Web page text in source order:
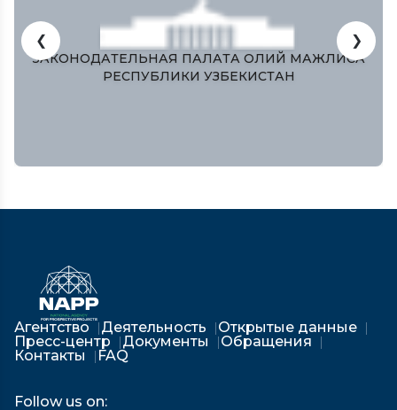
ЗАКОНОДАТЕЛЬНАЯ ПАЛАТА ОЛИЙ МАЖЛИСА
РЕСПУБЛИКИ УЗБЕКИСТАН
❮ ❯
Агентство Деятельность
Открытые данные
Пресс-центр
Документы
Обращения
Контакты
FAQ
Follow us on: